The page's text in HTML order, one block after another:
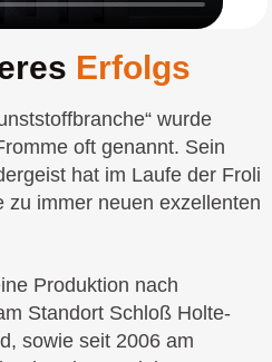
Erfolgs
wurde
oft genannt. Sein
hat im Laufe der Froli
zu immer neuen exzellenten
Produktion nach
Standort Schloß Holte-
sowie seit 2006 am